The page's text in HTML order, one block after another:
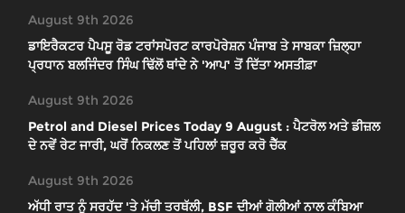
August 9th 2026
ਡਾਇਰੈਕਟਰ ਪੈਪਸੂ ਰੋਡ ਟਰਾਂਸਪੋਰਟ ਕਾਰਪੋਰੇਸ਼ਨ ਪੰਜਾਬ ਤੇ ਸਾਬਕਾ ਜ਼ਿਲ੍ਹਾ
ਪ੍ਰਧਾਨ ਬਲਜਿੰਦਰ ਸਿੰਘ ਢਿੱਲੋਂ ਥਾਂਦੇ ਨੇ 'ਆਪ' ਤੋਂ ਦਿੱਤਾ ਅਸਤੀਫ਼ਾ
August 9th 2026
Petrol and Diesel Prices Today 9 August : ਪੈਟਰੋਲ ਅਤੇ ਡੀਜ਼ਲ
ਦੇ ਨਵੇਂ ਰੇਟ ਜਾਰੀ, ਘਰੋਂ ਨਿਕਲਣ ਤੋਂ ਪਹਿਲਾਂ ਜ਼ਰੂਰ ਕਰੋ ਚੈੱਕ
August 9th 2026
ਅੱਧੀ ਰਾਤ ਨੂੰ ਸਰਹੱਦ 'ਤੇ ਮੱਚੀ ਤਰਥੱਲੀ, BSF ਦੀਆਂ ਗੋਲੀਆਂ ਨਾਲ ਕੰਬਿਆ